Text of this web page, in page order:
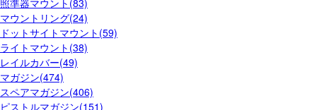
マウントリング(24)
ドットサイトマウント(59)
ライトマウント(38)
レイルカバー(49)
マガジン(474)
スペアマガジン(406)
ピストルマガジン(151)